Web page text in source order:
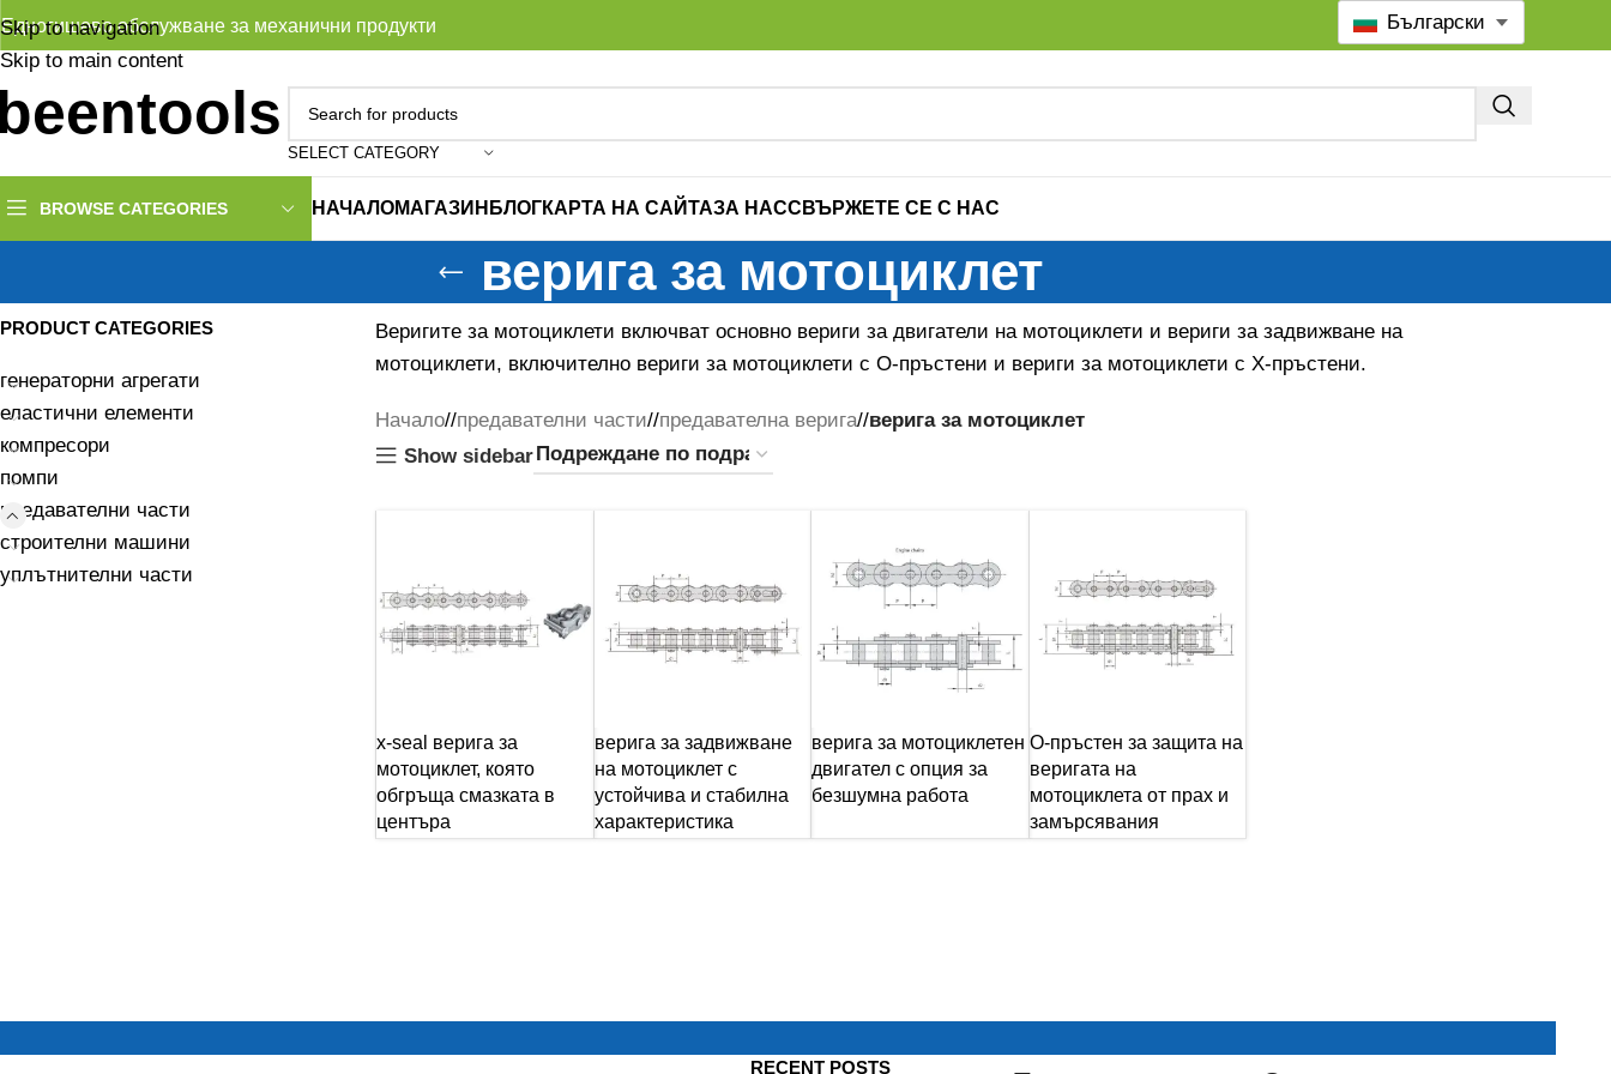
Skip to navigation
Skip to main content
Едногишево обслужване за механични продукти
SELECT CATEGORY
BROWSE CATEGORIES НАЧАЛОМАГАЗИН БЛОГКАРТА НА САЙТАЗА НАССВЪРЖЕТЕ СЕ С НАС
Български
верига за мотоциклет
PRODUCT CATEGORIES
генераторни агрегати
еластични елементи
компресори
помпи
предавателни части
строителни машини
уплътнителни части
Веригите за мотоциклети включват основно вериги за двигатели на мотоциклети и вериги за задвижване на
мотоциклети, включително вериги за мотоциклети с О-пръстени и вериги за мотоциклети с Х-пръстени.
Начало/ предавателни части/ предавателна верига/ верига за мотоциклет
Show sidebar
x-seal верига за
мотоциклет, която
обгръща смазката в
центъра
верига за задвижване
на мотоциклет с
устойчива и стабилна
характеристика
верига за мотоциклетен
двигател с опция за
безшумна работа
О-пръстен за защита на
веригата на
мотоциклета от прах и
замърсявания
RECENT POSTS